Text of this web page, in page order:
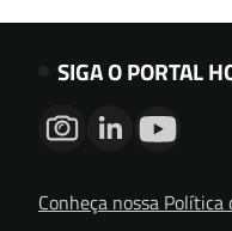
SIGA O PORTAL
Conheça nossa Política